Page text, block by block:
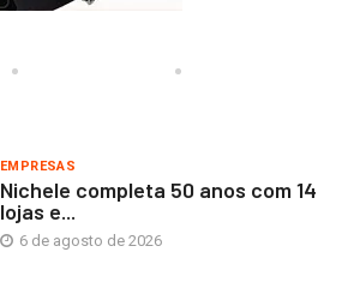
EMPRESAS
Nichele completa 50 anos com 14
lojas e...
6 de agosto de 2026